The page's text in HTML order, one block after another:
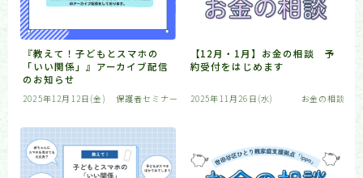
『教えて！子どもとスマホの
「いい関係」』アーカイブ配信
のお知らせ
2025年12月12日(金) 保護者セミナー
【12月・1月】お金の相談 予
約受付をはじめます
2025年11月26日(水) お金の相談